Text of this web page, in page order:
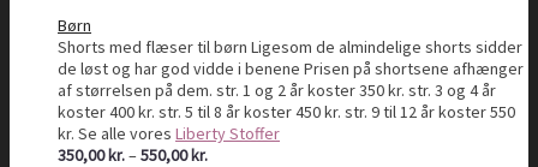
Børn
Shorts med flæser til børn Ligesom de almindelige shorts sidder
de løst og har god vidde i benene Prisen på shortsene afhænger
af størrelsen på dem. str. 1 og 2 år koster 350 kr. str. 3 og 4 år
koster 400 kr. str. 5 til 8 år koster 450 kr. str. 9 til 12 år koster 550
kr. Se alle vores Liberty Stoffer
350,00kr.–550,00kr.Prisinterval: